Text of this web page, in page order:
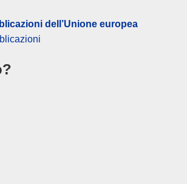
dell’Unione europea